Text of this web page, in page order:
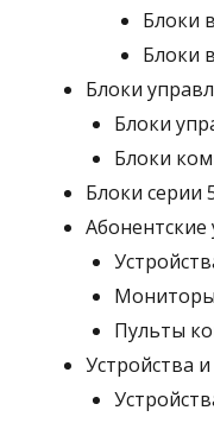
Блоки
Блоки
Блоки
Блоки
Блоки
Блоки серии
Абонентские
Пульты
Устройства